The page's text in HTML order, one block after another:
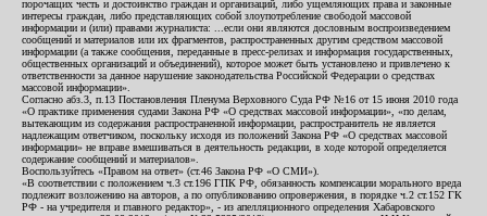
порочащих честь и достоинство граждан и организаций, либо ущемляющих права и законные
интересы граждан, либо представляющих собой злоупотребление свободой массовой
информации и (или) правами журналиста: ...если они являются дословным воспроизведением
сообщений и материалов или их фрагментов, распространенных другим средством массовой
информации (а также сообщения, переданные в пресс-релизах и информация государственных,
общественных организаций и объединений), которое может быть установлено и привлечено к
ответственности за данное нарушение законодательства Российской Федерации о средствах
массовой информации».
Согласно абз.3, п.13 Постановления Пленума Верховного Суда РФ №16 от 15 июня 2010 года
«О практике применения судами Закона РФ «О средствах массовой информации», «по делам,
вытекающим из содержания распространенной информации, распространитель не является
надлежащим ответчиком, поскольку исходя из положений Закона РФ «О средствах массовой
информации» не вправе вмешиваться в деятельность редакции, в ходе которой определяется
содержание сообщений и материалов».
Воспользуйтесь «Правом на ответ» (ст.46 Закона РФ «О СМИ»).
«В соответствии с положением ч.3 ст.196 ГПК РФ, обязанность компенсации морального вреда
подлежит возложению на авторов, а по опубликованию опровержения, в порядке ч.2 ст.152 ГК
РФ - на учредителя и главного редактор», - из апелляционного определения Хабаровского